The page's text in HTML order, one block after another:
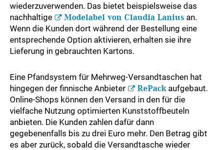
wiederzuverwenden. Das bietet beispielsweise das
nachhaltige
Modelabel von Claudia Lanius an.
Wenn die Kunden dort während der Bestellung eine
entsprechende Option aktivieren, erhalten sie ihre
Lieferung in gebrauchten Kartons.
Eine Pfandsystem für Mehrweg-Versandtaschen hat
hingegen der finnische Anbieter
RePack aufgebaut.
Online-Shops können den Versand in den für die
vielfache Nutzung optimierten Kunststoffbeuteln
anbieten. Die Kunden zahlen dafür dann
gegebenenfalls bis zu drei Euro mehr. Den Betrag gibt
es aber zurück, sobald die Versandtasche wieder